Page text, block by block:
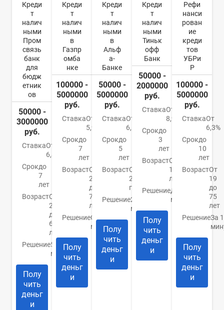
Креди
т
налич
ными
Пром
связь
банк
для
бюдж
етник
ов
50000 -
3000000
руб.
СтавкаОт
6,8%
Срокдо
7
лет
ВозрастОт
21
до
65
лет
Решение5
минут
Полу
чить
деньг
и
Креди
т
налич
ными
в
Газпр
омба
нке
100000 -
5000000
руб.
СтавкаОт
5,9%
Срокдо
7
лет
ВозрастОт
20
до
70
лет
РешениеОт 10
минут
Полу
чить
деньг
и
Креди
т
налич
ными
в
Альф
а-
Банке
50000 -
5000000
руб.
СтавкаОт
6,5%
Срокдо
5
лет
ВозрастОт
21
года
Решение2
минуты
Полу
чить
деньг
и
Креди
т
налич
ными
Тиньк
офф
Банк
50000 -
2000000
руб.
СтавкаОт
8,9%
Срокдо
3
лет
ВозрастОт
18
лет
РешениеДо 10
минут
Полу
чить
деньг
и
Рефи
нанси
рован
ие
креди
тов
УБРи
Р
100000 -
5000000
руб.
СтавкаОт
6,3%
Срокдо
10
лет
ВозрастОт
19
до
75
лет
РешениеЗа
Полу
чить
деньг
и